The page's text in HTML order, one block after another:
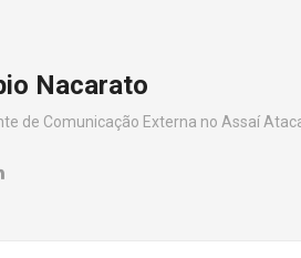
Nacarato
de Comunicação Externa no Assaí